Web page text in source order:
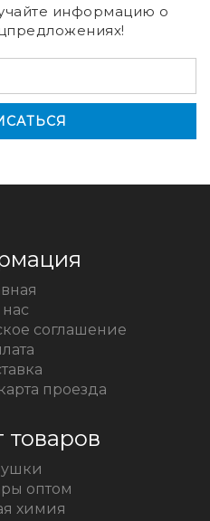
информацию о
соглашение
проезда
товаров
оптом
химия